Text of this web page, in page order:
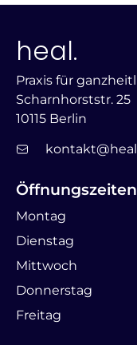
heal.
Praxis für
Scharnhorststr. 25
10115 Berlin
Öffnungszeiten
Montag
Dienstag
Mittwoch
Donnerstag
Freitag